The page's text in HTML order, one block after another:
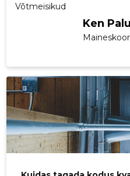
Võtmeisikud
Ken